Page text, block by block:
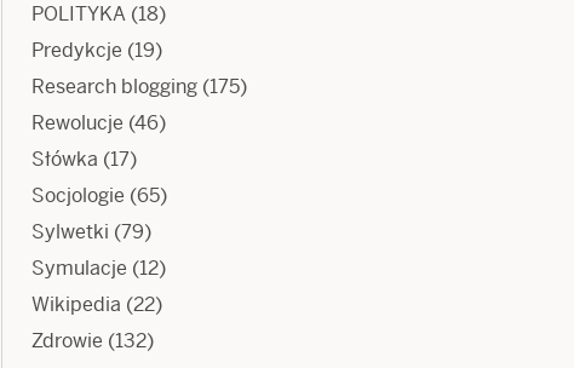
POLITYKA (18)
Predykcje (19)
Research blogging (175)
Rewolucje (46)
Słówka (17)
Socjologie (65)
Sylwetki (79)
Symulacje (12)
Wikipedia (22)
Zdrowie (132)